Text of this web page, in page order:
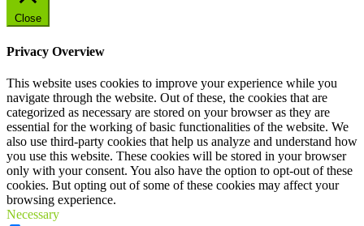
Close
Privacy Overview
This website uses cookies to improve your experience while you
navigate through the website. Out of these, the cookies that are
categorized as necessary are stored on your browser as they are
essential for the working of basic functionalities of the website. We
also use third-party cookies that help us analyze and understand how
you use this website. These cookies will be stored in your browser
only with your consent. You also have the option to opt-out of these
cookies. But opting out of some of these cookies may affect your
browsing experience.
Necessary